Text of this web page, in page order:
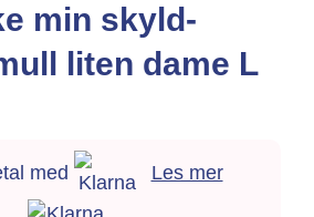
min skyld-
liten dame L
med Les mer